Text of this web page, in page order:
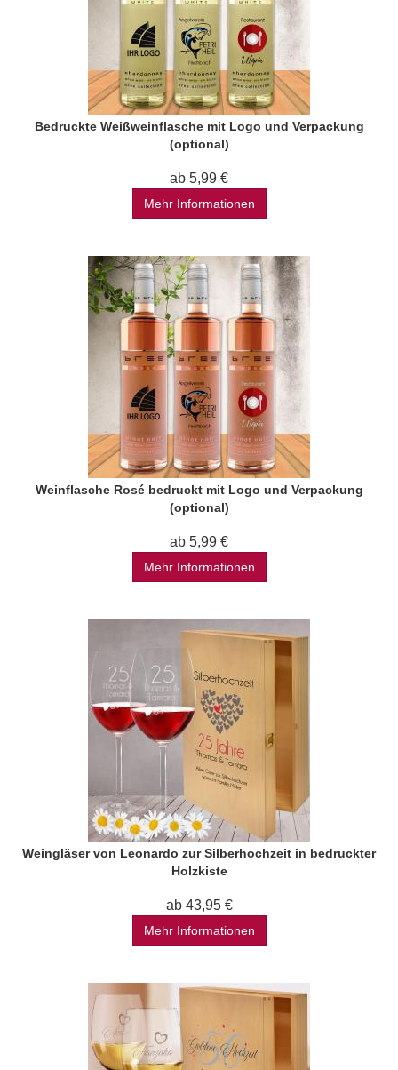
Bedruckte Weißweinflasche mit Logo und Verpackung
(optional)
ab 5,99 €
Mehr Informationen
Weinflasche Rosé bedruckt mit Logo und Verpackung
(optional)
ab 5,99 €
Mehr Informationen
Weingläser von Leonardo zur Silberhochzeit in bedruckter
Holzkiste
ab 43,95 €
Mehr Informationen